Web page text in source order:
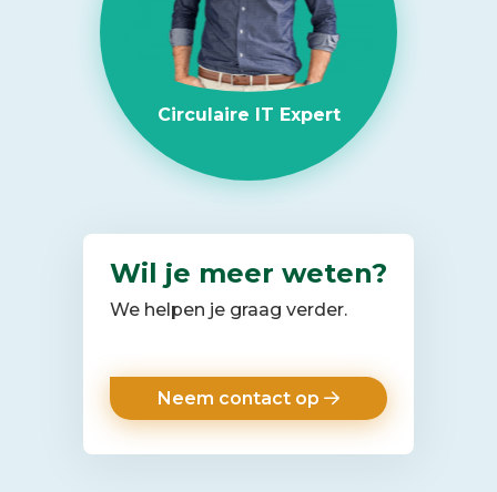
Circulaire IT Expert
Wil je meer weten?
We helpen je graag verder.
Neem contact op